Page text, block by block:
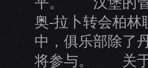
奥-拉卜转会柏林
中，俱乐部除了
将参与。 关于